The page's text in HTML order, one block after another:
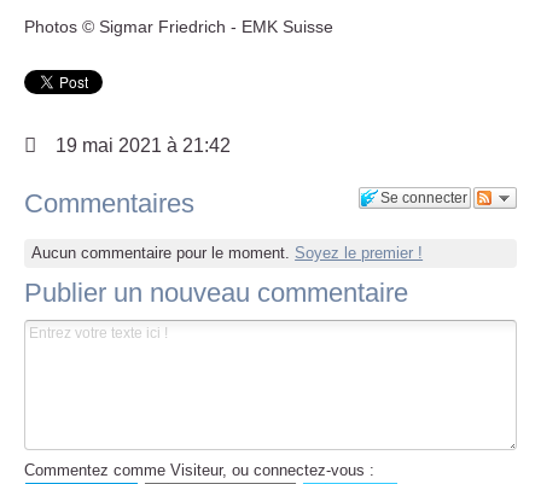
Photos © Sigmar Friedrich - EMK Suisse
19 mai 2021 à 21:42
Se connecter
Commentaires
Aucun commentaire pour le moment. Soyez le premier !
Publier un nouveau commentaire
Commentez comme Visiteur, ou connectez-vous :